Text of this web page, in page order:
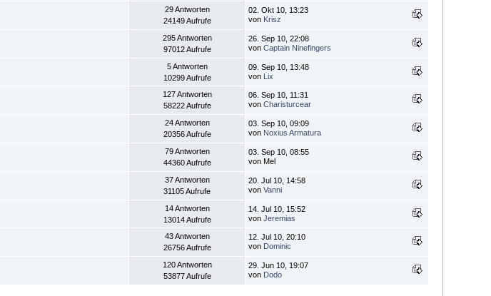
29 Antworten
24149 Aufrufe
02. Okt 10, 13:23
von Krisz
295 Antworten
97012 Aufrufe
26. Sep 10, 22:08
vonCaptain Ninefingers
5 Antworten
10299 Aufrufe
09. Sep 10, 13:48
von Lix
127 Antworten
58222 Aufrufe
06. Sep 10, 11:31
vonCharisturcear
24 Antworten
20356 Aufrufe
03. Sep 10, 09:09
von Noxius Armatura
79 Antworten
44360 Aufrufe
03. Sep 10, 08:55
von Mel
37 Antworten
31105 Aufrufe
20. Jul 10, 14:58
vonVanni
14 Antworten
13014 Aufrufe
14. Jul 10, 15:52
vonJeremias
43 Antworten
26756 Aufrufe
12. Jul 10, 20:10
von Dominic
120 Antworten
53877 Aufrufe
29. Jun 10, 19:07
von Dodo